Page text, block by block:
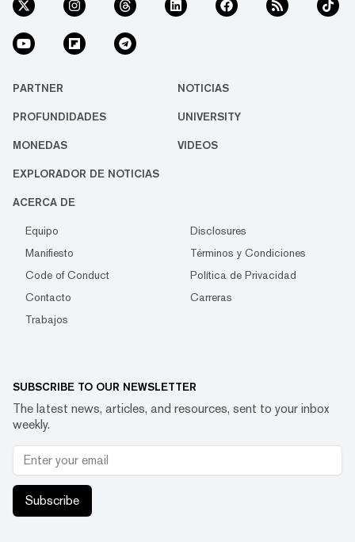
PARTNER NOTICIAS
PROFUNDIDADES UNIVERSITY
MONEDAS VIDEOS
EXPLORADOR DE NOTICIAS
ACERCA DE
Equipo
Disclosures
Manifiesto
Términos y Condiciones
Code of Conduct
Política de Privacidad
Contacto
Carreras
Trabajos
SUBSCRIBE TO OUR NEWSLETTER
The latest news, articles, and resources, sent to your inbox
weekly.
Subscribe